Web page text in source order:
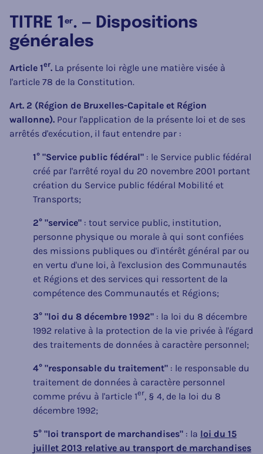
TITRE 1 er. — Dispositions
générales
Article 1er. La présente loi règle une matière visée à
l'article 78 de la Constitution.
Art. 2 (Région de Bruxelles-Capitale et Région
wallonne). Pour l'application de la présente loi et de ses
arrêtés d'exécution, il faut entendre par :
1° "Service public fédéral" : le Service public fédéral
créé par l'arrêté royal du 20 novembre 2001 portant
création du Service public fédéral Mobilité et
Transports;
2° "service" : tout service public, institution,
personne physique ou morale à qui sont confiées
des missions publiques ou d'intérêt général par ou
en vertu d'une loi, à l'exclusion des Communautés
et Régions et des services qui ressortent de la
compétence des Communautés et Régions;
3° "loi du 8 décembre 1992" : la loi du 8 décembre
1992 relative à la protection de la vie privée à l'égard
des traitements de données à caractère personnel;
4° "responsable du traitement" : le responsable du
traitement de données à caractère personnel
comme prévu à l'article 1er, § 4, de la loi du 8
décembre 1992;
5° "loi transport de marchandises" : la loi du 15
juillet 2013 relative au transport de marchandises